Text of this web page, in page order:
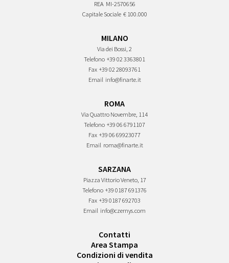
REA MI-2570656
Capitale Sociale € 100.000
MILANO
Via dei Bossi, 2
Telefono +39 02 3363801
Fax +39 02 28093761
Email info@finarte.it
ROMA
Via Quattro Novembre, 114
Telefono +39 06 6791107
Fax +39 06 69923077
Email roma@finarte.it
SARZANA
Piazza Vittorio Veneto, 17
Telefono +39 0187 691376
Fax +39 0187 692703
Email info@czernys.com
Contatti
Area Stampa
Condizioni di vendita